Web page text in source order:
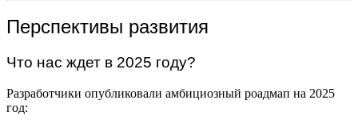
Перспективы развития
Что нас ждет в 2025 году?
Разработчики опубликовали амбициозный роадмап на 2025
год: